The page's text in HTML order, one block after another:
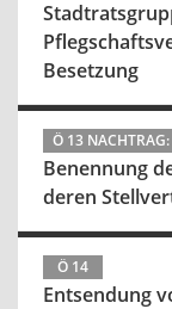
Besetzung
Ö 13
Benennung
deren
Ö 14
Entsendung